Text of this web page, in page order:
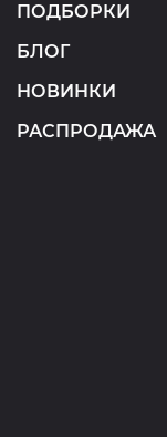
ПОДБОРКИ
БЛОГ
НОВИНКИ
РАСПРОДАЖА